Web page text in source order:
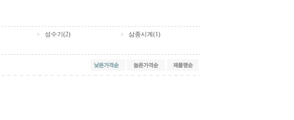
성수기(2)
삼종시계(1)